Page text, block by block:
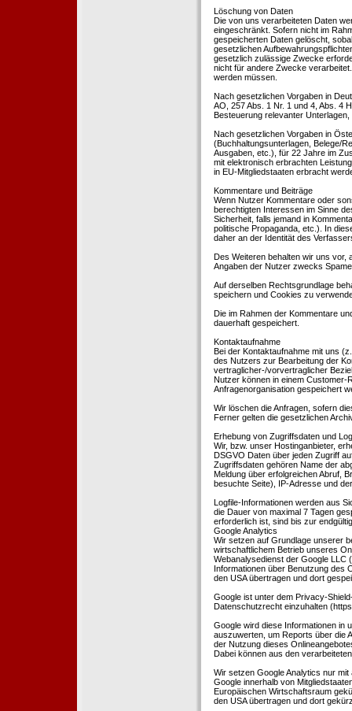
Löschung von Daten
Die von uns verarbeiteten Daten
eingeschränkt. Sofern nicht im
gespeicherten Daten gelöscht,
gesetzlichen
gesetzlich zulässige Zwecke
nicht für andere Zwecke
werden müssen.
Nach gesetzlichen Vorgaben in
AO, 257 Abs. 1 Nr. 1 und 4, Abs. 4
Besteuerung relevanter
Nach gesetzlichen Vorgaben in
(Buchhaltungsunterlagen, Belege/
Ausgaben, etc.), für 22 Jahre im
mit elektronisch erbrachten
in EU-Mitgliedstaaten erbracht
Kommentare und Beiträge
Wenn Nutzer Kommentare oder
berechtigten Interessen im Sinne
Sicherheit, falls jemand in
politische Propaganda, etc.). In
daher an der Identität des
Des Weiteren behalten wir uns vor,
Angaben der Nutzer zwecks
Auf derselben Rechtsgrundlage
speichern und Cookies zu
Die im Rahmen der Kommentare
dauerhaft gespeichert.
Kontaktaufnahme
Bei der Kontaktaufnahme mit uns
des Nutzers zur Bearbeitung der
vertraglicher-/vorvertraglicher
Nutzer können in einem Customer-
Anfragenorganisation gespeichert
Wir löschen die Anfragen, sofern
Ferner gelten die gesetzlichen
Erhebung von Zugriffsdaten und
Wir, bzw. unser Hostinganbieter,
DSGVO Daten über jeden Zugriff
Zugriffsdaten gehören Name der
Meldung über erfolgreichen Abruf,
besuchte Seite), IP-Adresse und
Logfile-Informationen werden aus
die Dauer von maximal 7 Tagen
erforderlich ist, sind bis zur
Google Analytics
Wir setzen auf Grundlage unserer
wirtschaftlichem Betrieb unseres
Webanalysedienst der Google LLC
Informationen über Benutzung des
den USA übertragen und dort
Google ist unter dem Privacy-
Datenschutzrecht einzuhalten
Google wird diese Informationen in
auszuwerten, um Reports über die
der Nutzung dieses
Dabei können aus den
Wir setzen Google Analytics nur
Google innerhalb von
Europäischen Wirtschaftsraum
den USA übertragen und dort